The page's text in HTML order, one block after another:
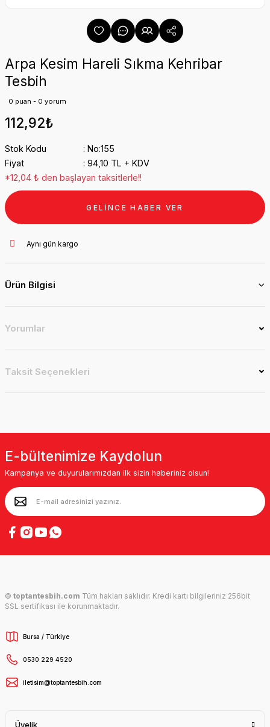
Arpa Kesim Hareli Sıkma Kehribar
Tesbih
0 puan - 0 yorum
112,92₺
Stok Kodu
No:155
Fiyat
94,10 TL + KDV
*12,04 ₺ den başlayan taksitlerle!!
GELİNCE HABER VER
Aynı gün kargo
Ürün Bilgisi
Yorumlar
Taksit Seçenekleri
E-bültenimize Kaydolun
Kampanya ve duyurularımızdan ilk sizin haberiniz olsun!
© toptantesbih.com Tüm hakları saklıdır. Kredi kartı bilgileriniz 256bit
SSL sertifikası ile korunmaktadır.
Bursa / Türkiye
0530 229 4520
iletisim@toptantesbih.com
Üyelik